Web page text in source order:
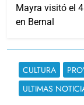
Mayra visitó el
en Bernal
CULTURA
ULTIMAS